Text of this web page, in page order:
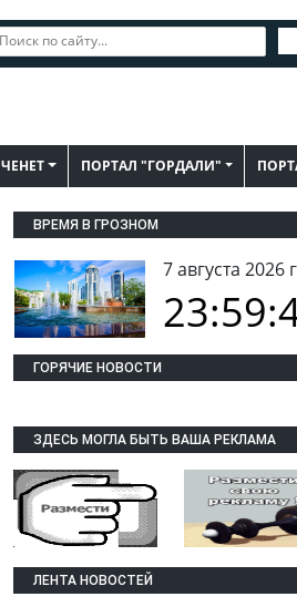
ЧЕНЕТ ПОРТАЛ "ГОРДАЛИ"
ВРЕМЯ В ГРОЗНОМ
7 августа 2026
ГОРЯЧИЕ НОВОСТИ
ЗДЕСЬ МОГЛА БЫТЬ ВАША РЕКЛАМА
ЛЕНТА НОВОСТЕЙ